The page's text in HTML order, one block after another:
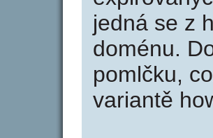
jedná se z
doménu.
pomlčku,
variantě